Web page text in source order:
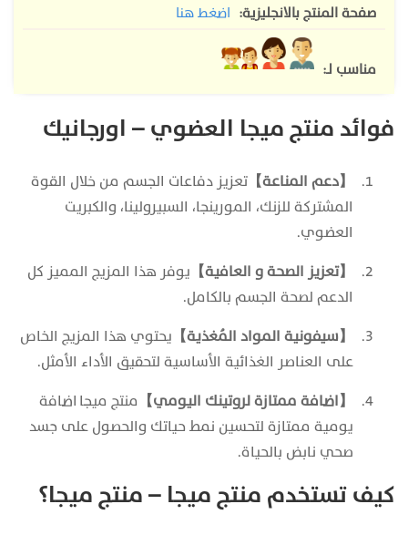
صفحة المنتج بالانجليزية: اضغط هنا
مناسب لـ:
فوائد منتج ميجا العضوي‎ – اورجانيك
【دعم المناعة】 تعزيز دفاعات الجسم من خلال القوة
المشتركة للزنك، المورينجا، السبيرولينا، والكبريت
العضوي‏.‏
【تعزيز الصحة و العافية】 يوفر هذا المزيج المميز كل
الدعم لصحة الجسم بالكامل‏‏‏‎‏.
【سيفونية المواد المُغذية】 يحتوي هذا المزيج الخاص
على العناصر الغذائية الأساسية لتحقيق الأداء الأمثل‏‏‏‏‎‏.
【اضافة ممتازة لروتينك اليومي】 منتج ميجا اضافة
يومية ممتازة لتحسين نمط حياتك والحصول على جسد
صحي نابض بالحياة.
كيف تستخدم منتج ميجا – منتج ميجا؟